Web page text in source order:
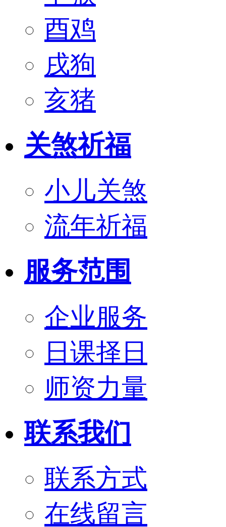
酉鸡
戌狗
亥猪
关煞祈福
小儿关煞
流年祈福
服务范围
企业服务
日课择日
师资力量
联系我们
联系方式
在线留言